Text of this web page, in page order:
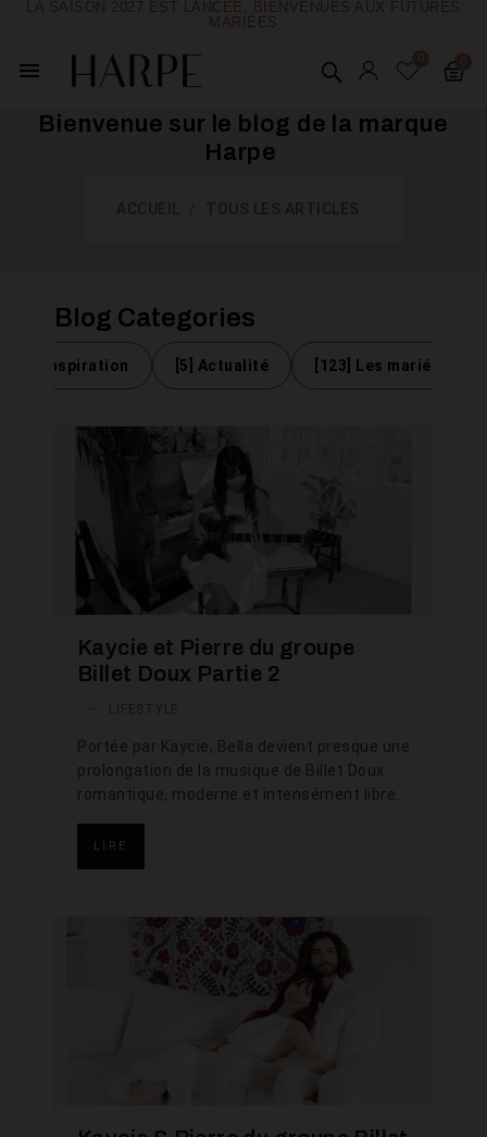
LA SAISON 2027 EST LANCÉE, BIENVENUES AUX FUTURES
MARIÉES
menu
Bienvenue sur le blog de la marque
Harpe ​
Blog Categories
[15] Inspiration [5] Actualité [123] Les mariées
Kaycie et Pierre du groupe
Billet Doux Partie 2
Portée par Kaycie, Bella devient presque une
prolongation de la musique de Billet Doux :
romantique, moderne et intensément libre.
LIRE